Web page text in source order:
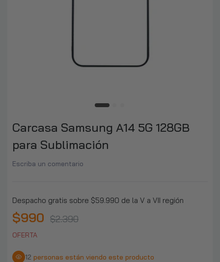
Carcasa Samsung A14 5G 128GB
para Sublimación
Escriba un comentario
Despacho gratis sobre $59.990 de la V a VII región
$990 $2.390
OFERTA
12 personas están viendo este producto